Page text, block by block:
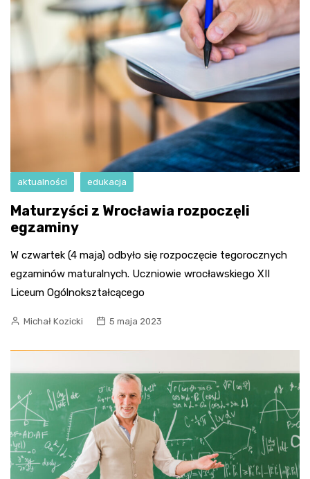
aktualności edukacja
Maturzyści z Wrocławia rozpoczęli
egzaminy
W czwartek (4 maja) odbyło się rozpoczęcie tegorocznych
egzaminów maturalnych. Uczniowie wrocławskiego XII
Liceum Ogólnokształcącego
Michał Kozicki 5 maja 2023